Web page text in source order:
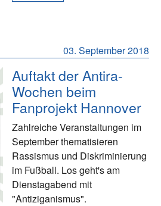
03. September 2018
Auftakt der Antira-
Wochen beim
Fanprojekt Hannover
Zahlreiche Veranstaltungen im
September thematisieren
Rassismus und Diskriminierung
im Fußball. Los geht's am
Dienstagabend mit
"Antiziganismus".